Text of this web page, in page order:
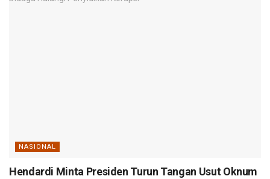
NASIONAL
Hendardi Minta Presiden Turun Tangan Usut Oknum